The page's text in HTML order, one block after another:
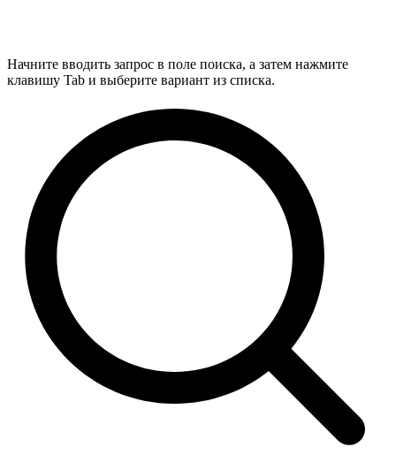
Начните вводить запрос в поле поиска, а затем нажмите
клавишу Tab и выберите вариант из списка.